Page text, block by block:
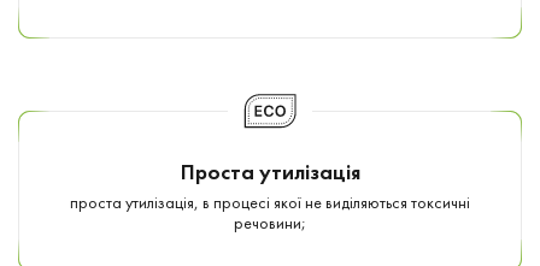
Проста утилізація
проста утилізація, в процесі якої не виділяються токсичні
речовини;